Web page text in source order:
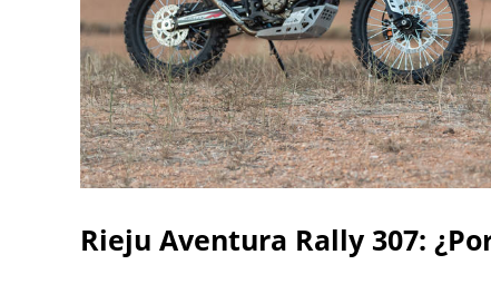
Rieju Aventura Rally 307: